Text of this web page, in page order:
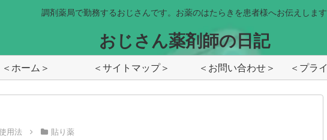
調剤薬局で勤務するおじさんです。お薬のはたらきを患者様へお伝えします
おじさん薬剤師の日記
＜ホーム＞ ＜サイトマップ＞ ＜お問い合わせ＞
用法 貼り薬